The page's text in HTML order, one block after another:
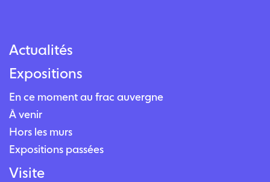
Actualités
Expositions
En ce moment au frac auvergne
À venir
Hors les murs
Expositions passées
Visite